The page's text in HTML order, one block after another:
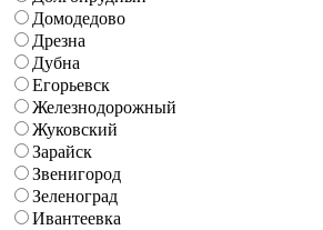
Домодедово
Дрезна
Дубна
Егорьевск
Железнодорожный
Жуковский
Зарайск
Звенигород
Зеленоград
Ивантеевка